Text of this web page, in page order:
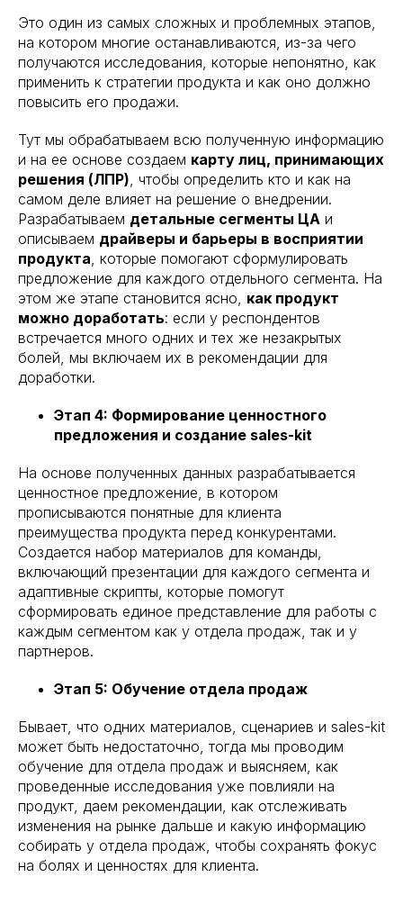
Это один из самых сложных и проблемных этапов,
на котором многие останавливаются, из-за чего
получаются исследования, которые непонятно, как
применить к стратегии продукта и как оно должно
повысить его продажи.
Тут мы обрабатываем всю полученную информацию
и на ее основе создаем карту лиц, принимающих
решения (ЛПР), чтобы определить кто и как на
самом деле влияет на решение о внедрении.
Разрабатываем детальные сегменты ЦА и
описываем драйверы и барьеры в восприятии
продукта, которые помогают сформулировать
предложение для каждого отдельного сегмента. На
этом же этапе становится ясно, как продукт
можно доработать: если у респондентов
встречается много одних и тех же незакрытых
болей, мы включаем их в рекомендации для
доработки.
Этап 4: Формирование ценностного
предложения и создание sales-kit
На основе полученных данных разрабатывается
ценностное предложение, в котором
прописываются понятные для клиента
преимущества продукта перед конкурентами.
Создается набор материалов для команды,
включающий презентации для каждого сегмента и
адаптивные скрипты, которые помогут
сформировать единое представление для работы с
каждым сегментом как у отдела продаж, так и у
партнеров.
Этап 5: Обучение отдела продаж
Бывает, что одних материалов, сценариев и sales-kit
может быть недостаточно, тогда мы проводим
обучение для отдела продаж и выясняем, как
проведенные исследования уже повлияли на
продукт, даем рекомендации, как отслеживать
изменения на рынке дальше и какую информацию
собирать у отдела продаж, чтобы сохранять фокус
на болях и ценностях для клиента.